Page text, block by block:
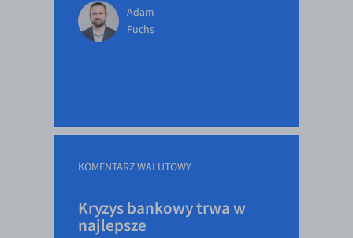
EUR/USD
EUR/DKK
EUR/AUD
EUR/BGN
Adam
Fuchs
KOMENTARZ WALUTOWY
Kryzys bankowy trwa w
najlepsze